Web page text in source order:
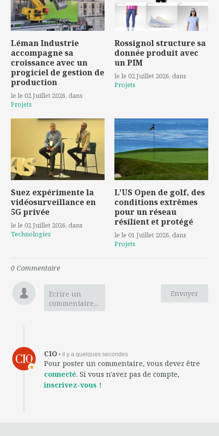
Léman Industrie
accompagne sa
croissance avec un
progiciel de gestion de
production
le le 02 Juillet 2026, dans
Projets
Rossignol structure sa
donnée produit avec
un PIM
le le 02 Juillet 2026, dans
Projets
Suez expérimente la
vidéosurveillance en
5G privée
le le 02 Juillet 2026, dans
Technologies
L'US Open de golf, des
conditions extrêmes
pour un réseau
résilient et protégé
le le 01 Juillet 2026, dans
Projets
0 Commentaire
Envoyer
Ecrire un
commentaire...
CIO • il y a quelques secondes
Pour poster un commentaire, vous devez être
connecté. Si vous n'avez pas de compte,
inscrivez-vous !